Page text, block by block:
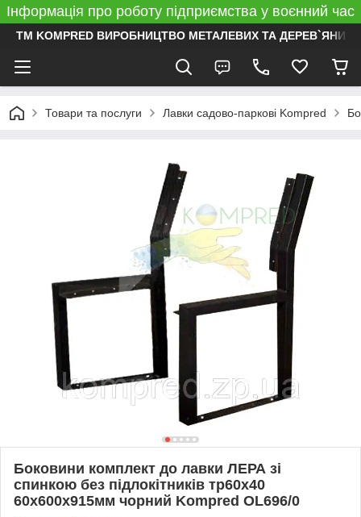
Інформація про роботу підприємства у воєнний час
ТМ KOMPRED ВИРОБНИЦТВО МЕТАЛЕВИХ ТА ДЕРЕВ`ЯНИХ
Товари та послуги Лавки садово-паркові Kompred
Боковини комплект до лавки ЛЕРА зі
спинкою без підлокітників тр60х40
60х600х915мм чорний Kompred OL696/0